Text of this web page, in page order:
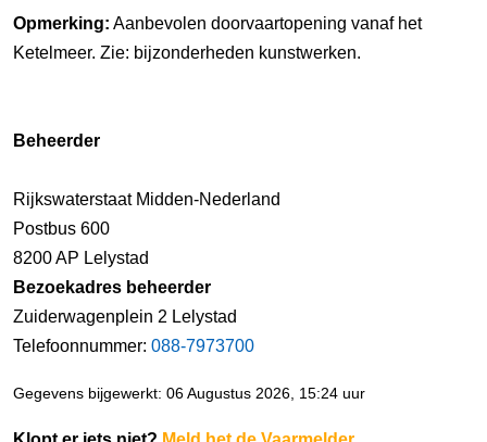
Opmerking: Aanbevolen doorvaartopening vanaf het
Ketelmeer. Zie: bijzonderheden kunstwerken.
Beheerder
Rijkswaterstaat Midden-Nederland
Postbus 600
8200 AP Lelystad
Bezoekadres beheerder
Zuiderwagenplein 2 Lelystad
Telefoonnummer: 088-7973700
Gegevens bijgewerkt: 06 Augustus 2026, 15:24 uur